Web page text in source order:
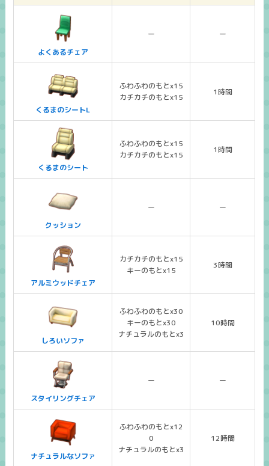
よくあるチェア
ー ー
くるまのシートL
ふわふわのもとx15
カチカチのもとx15
1時間
くるまのシート
ふわふわのもとx15
カチカチのもとx15
1時間
クッション
ー ー
アルミウッドチェア
カチカチのもとx15
キーのもとx15
3時間
しろいソファ
ふわふわのもとx30
キーのもとx30
ナチュラルのもとx3
10時間
スタイリングチェア
ー ー
ナチュラルなソファ
ふわふわのもとx12
0
ナチュラルのもとx3
12時間